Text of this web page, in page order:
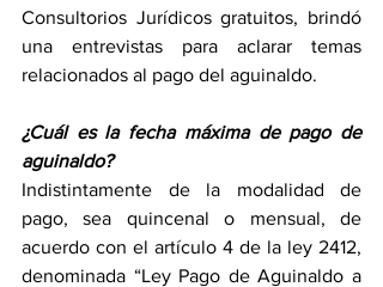
Consultorios Jurídicos gratuitos, brindó
una entrevistas para aclarar temas
relacionados al pago del aguinaldo.
¿Cuál es la fecha máxima de pago de
aguinaldo?
Indistintamente de la modalidad de
pago, sea quincenal o mensual, de
acuerdo con el artículo 4 de la ley 2412,
denominada “Ley Pago de Aguinaldo a